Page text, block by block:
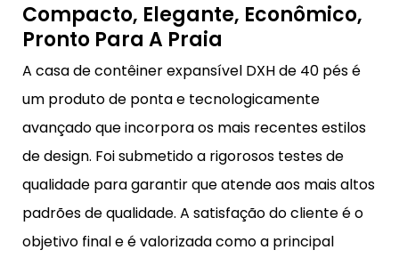
Compacto, Elegante, Econômico,
Pronto Para A Praia
A casa de contêiner expansível DXH de 40 pés é
um produto de ponta e tecnologicamente
avançado que incorpora os mais recentes estilos
de design. Foi submetido a rigorosos testes de
qualidade para garantir que atende aos mais altos
padrões de qualidade. A satisfação do cliente é o
objetivo final e é valorizada como a principal